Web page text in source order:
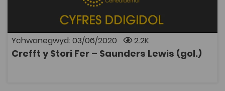
Ychwanegwyd: 03/06/2020 2.2K
Crefft y Stori Fer – Saunders Lewis (gol.)
ysbrydoliaeth i'w llên a'r hyn a'u hysgogodd i
AGOR